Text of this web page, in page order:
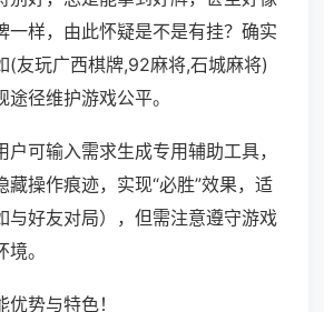
一样，由此怀疑是不是有挂？确实
(友玩广西棋牌,92麻将,石城麻将)
径维护游戏公平。
户可输入需求生成专用辅助工具，
藏操作痕迹，实现“必胜”效果，适
与好友对局），但需注意遵守游戏
。
势与特色！